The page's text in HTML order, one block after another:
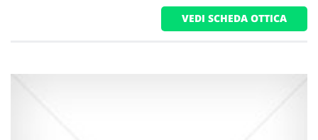
VEDI SCHEDA OTTICA